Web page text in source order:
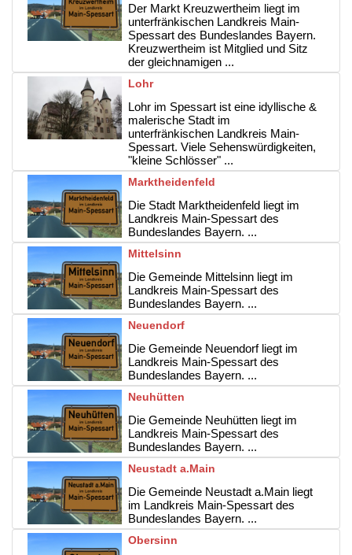
Der Markt Kreuzwertheim liegt im
unterfränkischen Landkreis Main-
Spessart des Bundeslandes Bayern.
Kreuzwertheim ist Mitglied und Sitz
der gleichnamigen ...
Lohr
Lohr im Spessart ist eine idyllische &
malerische Stadt im
unterfränkischen Landkreis Main-
Spessart. Viele Sehenswürdigkeiten,
"kleine Schlösser" ...
Marktheidenfeld
Die Stadt Marktheidenfeld liegt im
Landkreis Main-Spessart des
Bundeslandes Bayern. ...
Mittelsinn
Die Gemeinde Mittelsinn liegt im
Landkreis Main-Spessart des
Bundeslandes Bayern. ...
Neuendorf
Die Gemeinde Neuendorf liegt im
Landkreis Main-Spessart des
Bundeslandes Bayern. ...
Neuhütten
Die Gemeinde Neuhütten liegt im
Landkreis Main-Spessart des
Bundeslandes Bayern. ...
Neustadt a.Main
Die Gemeinde Neustadt a.Main liegt
im Landkreis Main-Spessart des
Bundeslandes Bayern. ...
Obersinn